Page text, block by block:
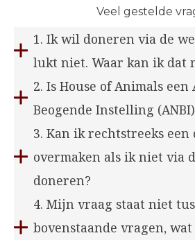
Veel gestelde
1. Ik wil doneren via de
lukt niet. Waar kan ik dat
2. Is House of Animals
Beogende Instelling
3. Kan ik rechtstreeks een
overmaken als ik niet via
doneren?
4. Mijn vraag staat niet
bovenstaande vragen,